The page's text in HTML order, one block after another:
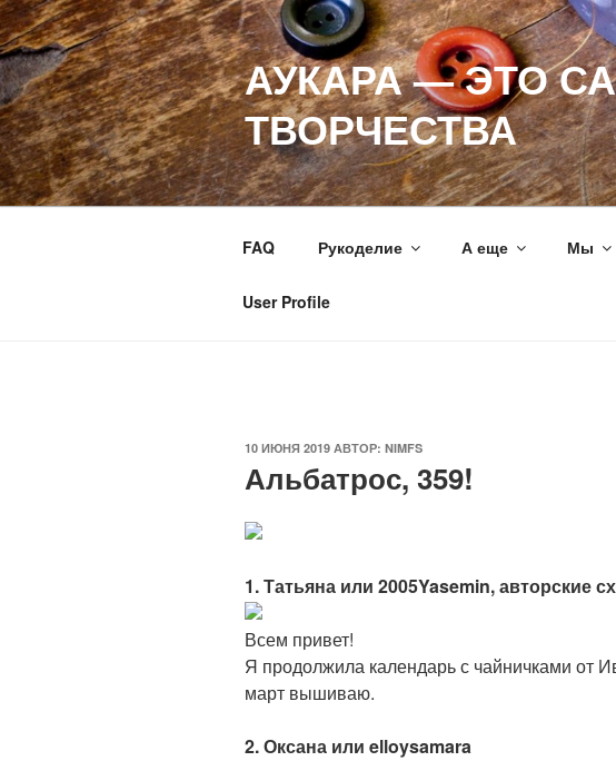
Перейти
к
содержимому
АУКАРА — ЭТО
ТВОРЧЕСТВА
FAQ Рукоделие А еще Мы
User Profile
ОПУБЛИКОВАНО
10 ИЮНЯ 2019 АВТОР: NIMFS
Альбатрос, 359!
1. Татьяна или 2005Yasemin, авторские
Всем привет!
Я продолжила календарь с чайничками от
март вышиваю.
2. Оксана или elloysamara